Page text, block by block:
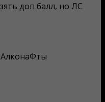
доп балл, но ЛС
АлконаФты